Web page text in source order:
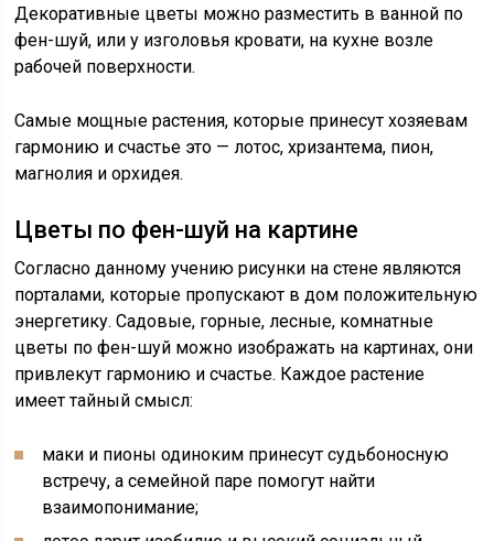
Декоративные цветы можно разместить в ванной по
фен-шуй, или у изголовья кровати, на кухне возле
рабочей поверхности.
Самые мощные растения, которые принесут хозяевам
гармонию и счастье это — лотос, хризантема, пион,
магнолия и орхидея.
Цветы по фен-шуй на картине
Согласно данному учению рисунки на стене являются
порталами, которые пропускают в дом положительную
энергетику. Садовые, горные, лесные, комнатные
цветы по фен-шуй можно изображать на картинах, они
привлекут гармонию и счастье. Каждое растение
имеет тайный смысл:
маки и пионы одиноким принесут судьбоносную
встречу, а семейной паре помогут найти
взаимопонимание;